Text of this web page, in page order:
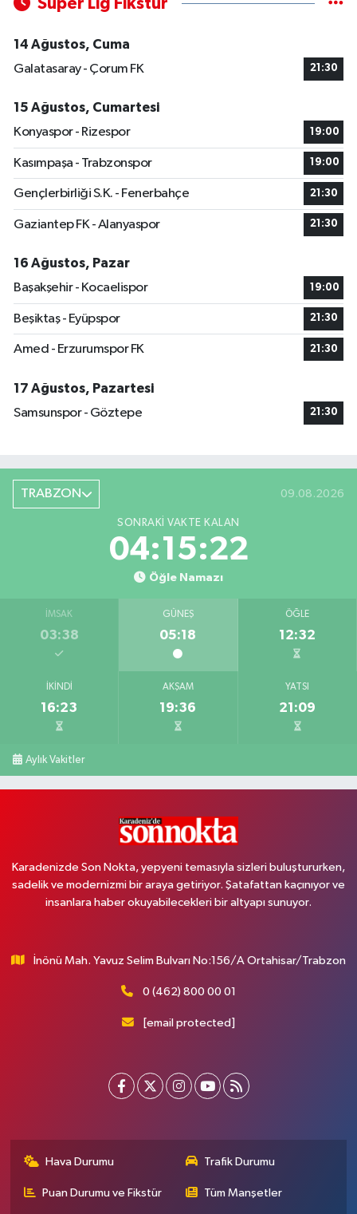
Süper Lig Fikstür
14 Ağustos, Cuma
Galatasaray - Çorum FK
21:30
15 Ağustos, Cumartesi
Konyaspor - Rizespor
19:00
Kasımpaşa - Trabzonspor 19:00
Gençlerbirliği S.K. - Fenerbahçe 21:30
Gaziantep FK - Alanyaspor 21:30
16 Ağustos, Pazar
Başakşehir - Kocaelispor
19:00
Beşiktaş - Eyüpspor 21:30
Amed - Erzurumspor FK 21:30
17 Ağustos, Pazartesi
Samsunspor - Göztepe
21:30
TRABZON 09.08.2026
SONRAKI VAKTE KALAN
04:15:21
Öğle Namazı
İMSAK
03:38
GÜNEŞ
05:18
ÖĞLE
12:32
İKINDI
16:23
AKŞAM
19:36
YATSI
21:09
Aylık Vakitler
Karadenizde Son Nokta, yepyeni temasıyla sizleri buluştururken,
sadelik ve modernizmi bir araya getiriyor. Şatafattan kaçınıyor ve
insanlara haber okuyabilecekleri bir altyapı sunuyor.
İnönü Mah. Yavuz Selim Bulvarı No:156/A Ortahisar/Trabzon
0 (462) 800 00 01
[email protected]
Hava Durumu Trafik Durumu
Puan Durumu ve Fikstür Tüm Manşetler